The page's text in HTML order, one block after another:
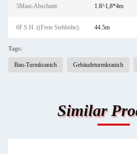
5Mast-Abschnitt: 1.8^1,8*4m
6F.S.H. ((Freie Stehhöhe): 44.5m
Tags:
Bau-Turmkranich Gebäudeturmkranich
Similar